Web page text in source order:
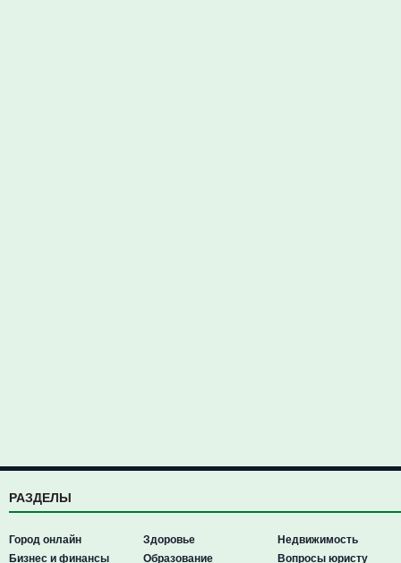
РАЗДЕЛЫ
Город онлайн
Бизнес и финансы
Здоровье
Образование
Недвижимость
Вопросы юристу